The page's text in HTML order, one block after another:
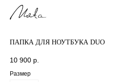
ПАПКА ДЛЯ НОУТБУКА DUO
10 900 р.
Размер